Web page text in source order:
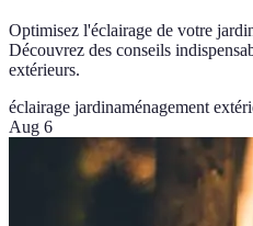
Optimisez l'éclairage de votre
Découvrez des conseils
extérieurs.
éclairage jardinaménagement
Aug 6